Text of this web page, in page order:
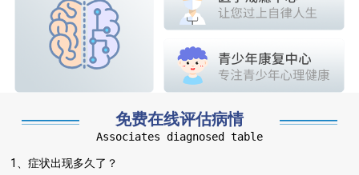
免费在线评估病情
Associates diagnosed table
1、症状出现多久了？